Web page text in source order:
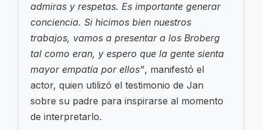
admiras y respetas. Es importante generar
conciencia. Si hicimos bien nuestros
trabajos, vamos a presentar a los Broberg
tal como eran, y espero que la gente sienta
mayor empatía por ellos”, manifestó el
actor, quien utilizó el testimonio de Jan
sobre su padre para inspirarse al momento
de interpretarlo.